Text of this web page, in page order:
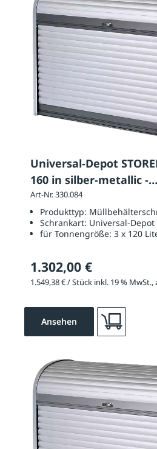
Universal-Depot
160 in silber-metallic -
Rück-/Seitenwände
Art-Nr. 330.084
Produkttyp:
Schrankart: Universal-Depot
für Tonnengröße: 3 x 120
1.302,00 €
Ansehen